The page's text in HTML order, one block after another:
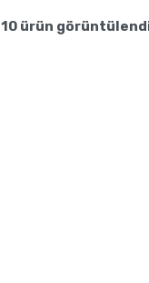
10ürün